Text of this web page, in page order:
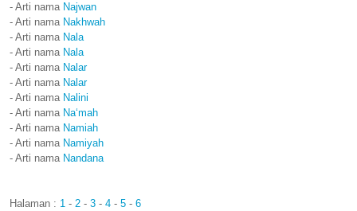
- Arti nama Najwan
- Arti nama Nakhwah
- Arti nama Nala
- Arti nama Nala
- Arti nama Nalar
- Arti nama Nalar
- Arti nama Nalini
- Arti nama Na‘mah
- Arti nama Namiah
- Arti nama Namiyah
- Arti nama Nandana
Halaman : 1 - 2 - 3 - 4 - 5 - 6